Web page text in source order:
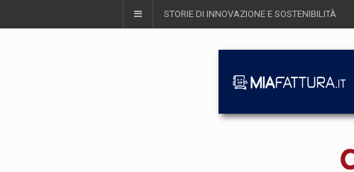
STORIE DI INNOVAZIONE E SOSTENIBILITÀ